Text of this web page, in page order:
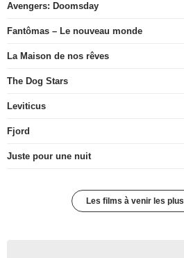
Avengers: Doomsday
Fantômas – Le nouveau monde
La Maison de nos rêves
The Dog Stars
Leviticus
Fjord
Juste pour une nuit
Les films à venir les